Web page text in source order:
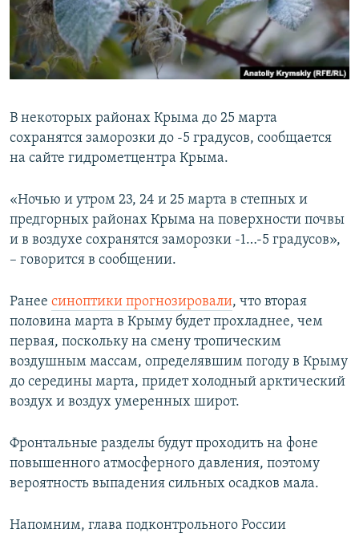
ПОБЕДИТЕЛЕЙ НЕ СУДЯТ?
КРЫМ.НЕПОКОРЕННЫЙ
ELIFBE
ПРИСОЕДИНЯЙТЕСЬ!
Все сайты RFE/RL
В некоторых районах Крыма до 25 марта
сохранятся заморозки до -5 градусов, сообщается
на сайте гидрометцентра Крыма.
«Ночью и утром 23, 24 и 25 марта в степных и
предгорных районах Крыма на поверхности почвы
и в воздухе сохранятся заморозки -1…-5 градусов»,
– говорится в сообщении.
Ранее синоптики прогнозировали, что вторая
половина марта в Крыму будет прохладнее, чем
первая, поскольку на смену тропическим
воздушным массам, определявшим погоду в Крыму
до середины марта, придет холодный арктический
воздух и воздух умеренных широт.
Фронтальные разделы будут проходить на фоне
повышенного атмосферного давления, поэтому
вероятность выпадения сильных осадков мала.
Напомним, глава подконтрольного России